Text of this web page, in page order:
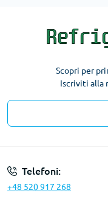
Scopri per
Iscriviti alla
Telefoni:
+48 520 917 268